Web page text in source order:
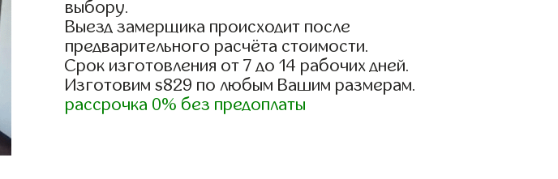
выбору.
Выезд замерщика происходит после
предварительного расчёта стоимости.
Срок изготовления от 7 до 14 рабочих дней.
Изготовим s829 по любым Вашим размерам.
рассрочка 0% без предоплаты